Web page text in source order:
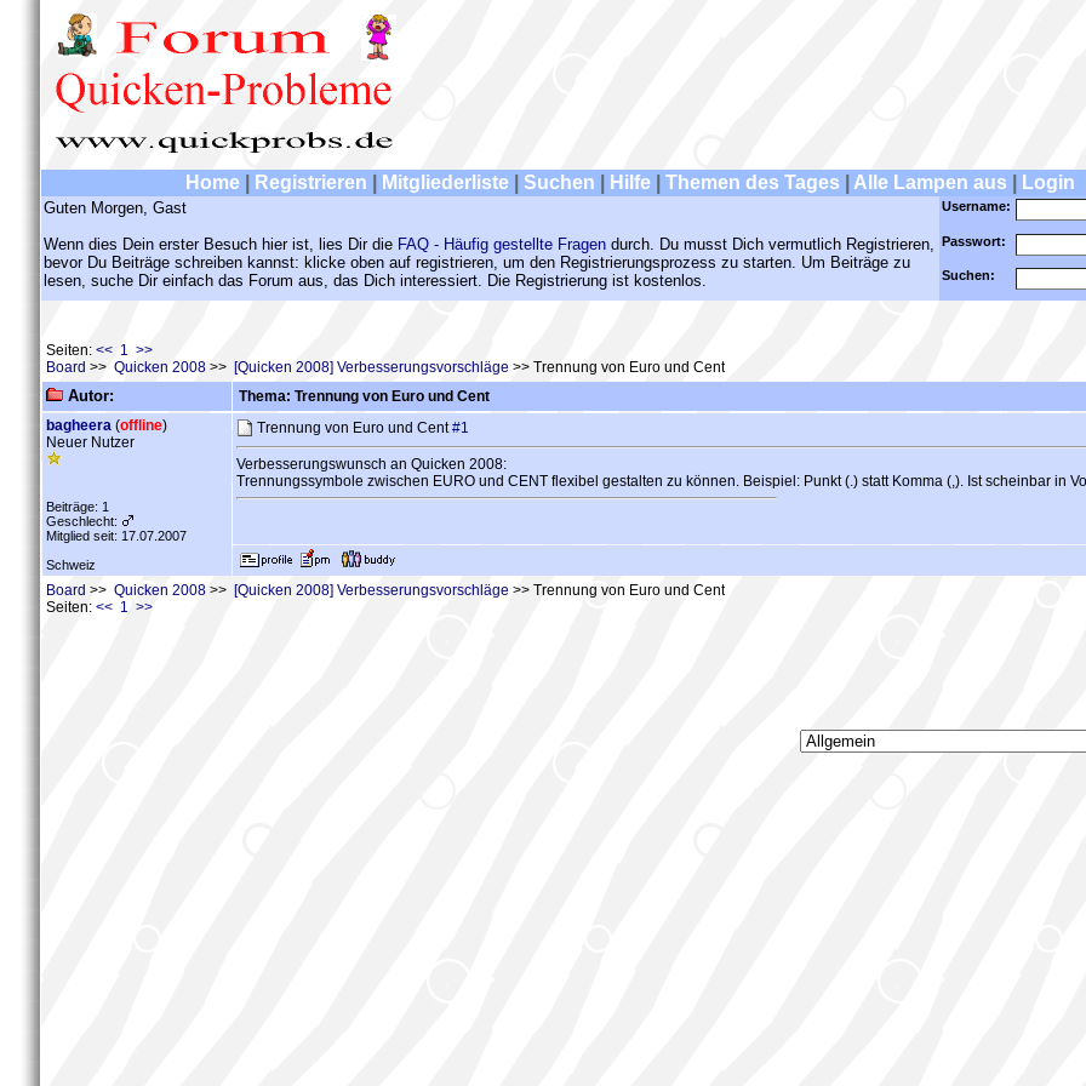
Home Registrieren Mitgliederliste Suchen Hilfe Themen des Tages Alle Lampen aus Login
Guten Morgen, Gast
Wenn dies Dein erster Besuch hier ist, lies Dir die FAQ - Häufig gestellte Fragen durch. Du musst Dich vermutlich Registrieren,
bevor Du Beiträge schreiben kannst: klicke oben auf registrieren, um den Registrierungsprozess zu starten. Um Beiträge zu
lesen, suche Dir einfach das Forum aus, das Dich interessiert. Die Registrierung ist kostenlos.
Username:
Passwort:
Suchen:
Seiten: << 1 >>
Board >> Quicken 2008 >> [Quicken 2008] Verbesserungsvorschläge >> Trennung von Euro und Cent
Autor:
Thema: Trennung von Euro und Cent
bagheera (offline)
Neuer Nutzer
Beiträge: 1
Geschlecht:
Mitglied seit: 17.07.2007
Schweiz
Trennung von Euro und Cent#1
Verbesserungswunsch an Quicken 2008:
Trennungssymbole zwischen EURO und CENT flexibel gestalten zu können. Beispiel: Punkt (.) statt Komma (,). Ist scheinbar in
Board >> Quicken 2008 >> [Quicken 2008] Verbesserungsvorschläge >> Trennung von Euro und Cent
Seiten: << 1 >>